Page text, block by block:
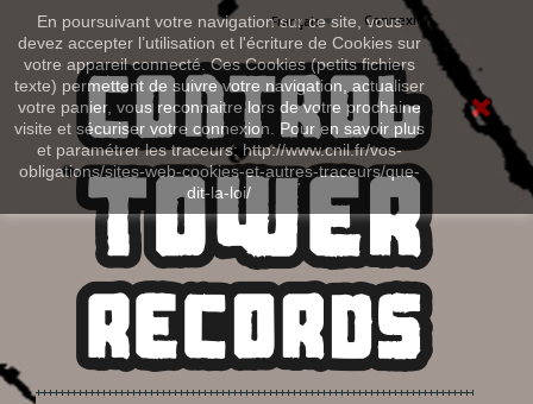
En poursuivant votre navigation sur ce site, vous
devez accepter l’utilisation et l'écriture de Cookies sur
votre appareil connecté. Ces Cookies (petits fichiers
texte) permettent de suivre votre navigation, actualiser
votre panier, vous reconnaitre lors de votre prochaine
visite et sécuriser votre connexion. Pour en savoir plus
et paramétrer les traceurs: http://www.cnil.fr/vos-
obligations/sites-web-cookies-et-autres-traceurs/que-
dit-la-loi/
Connexion
Français